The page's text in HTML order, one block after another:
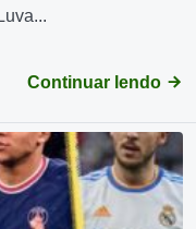
Continuar lendo